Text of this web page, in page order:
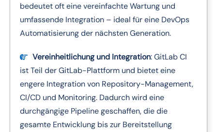
bedeutet oft eine vereinfachte Wartung und
umfassende Integration – ideal für eine DevOps
Automatisierung der nächsten Generation.
Vereinheitlichung und Integration: GitLab CI
ist Teil der GitLab-Plattform und bietet eine
engere Integration von Repository-Management,
CI/CD und Monitoring. Dadurch wird eine
durchgängige Pipeline geschaffen, die die
gesamte Entwicklung bis zur Bereitstellung